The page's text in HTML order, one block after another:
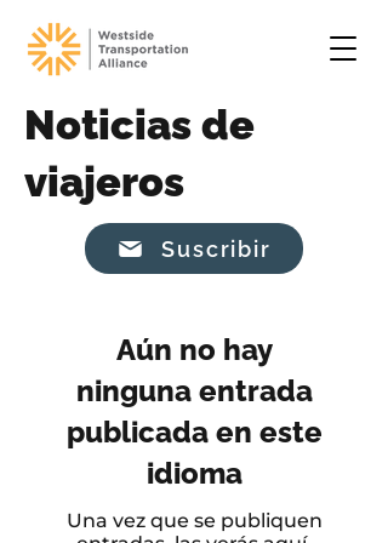
Noticias de
viajeros
Suscribir
Aún no hay
ninguna entrada
publicada en este
idioma
Una vez que se publiquen